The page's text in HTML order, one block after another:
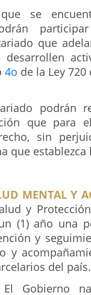
se
que
4o de la Ley
podrán
que para
sin
que establezca
MENTAL Y
y
(1) año una
y
y
del país.
El Gobierno